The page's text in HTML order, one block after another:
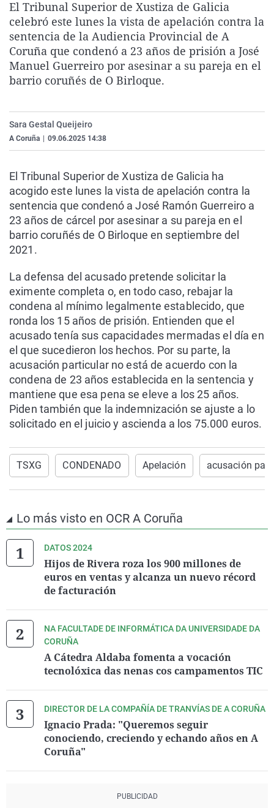
La rosa de los vientos
Gente viajera
Como el perro y el
Caso
Retornados
Equipo de
Operación Viuda
Extremadura
Galicia
La Rioja
Navarra
Virales
Televisión
Elecciones
El Tribunal Superior de Xustiza de Galicia
celebró este lunes la vista de apelación contra la
sentencia de la Audiencia Provincial de A
Coruña que condenó a 23 años de prisión a José
Manuel Guerreiro por asesinar a su pareja en el
barrio coruñés de O Birloque.
Sara Gestal Queijeiro
A Coruña 09.06.2025 14:38
El Tribunal Superior de Xustiza de Galicia ha
acogido este lunes la vista de apelación contra la
sentencia que condenó a José Ramón Guerreiro a
23 años de cárcel por asesinar a su pareja en el
barrio coruñés de O Birloque en septiembre del
2021.
La defensa del acusado pretende solicitar la
eximente completa o, en todo caso, rebajar la
condena al mínimo legalmente establecido, que
ronda los 15 años de prisión. Entienden que el
acusado tenía sus capacidades mermadas el día en
el que sucedieron los hechos. Por su parte, la
acusación particular no está de acuerdo con la
condena de 23 años establecida en la sentencia y
mantiene que esa pena se eleve a los 25 años.
Piden también que la indemnización se ajuste a lo
solicitado en el juicio y ascienda a los 75.000 euros.
TSXG CONDENADO Apelación acusación
Lo más visto en OCR A Coruña
DATOS 2024
Hijos de Rivera roza los 900 millones de
euros en ventas y alcanza un nuevo récord
de facturación
NA FACULTADE DE INFORMÁTICA DA UNIVERSIDADE DA
CORUÑA
A Cátedra Aldaba fomenta a vocación
tecnolóxica das nenas cos campamentos TIC
DIRECTOR DE LA COMPAÑÍA DE TRANVÍAS DE A CORUÑA
Ignacio Prada: "Queremos seguir
conociendo, creciendo y echando años en A
Coruña"